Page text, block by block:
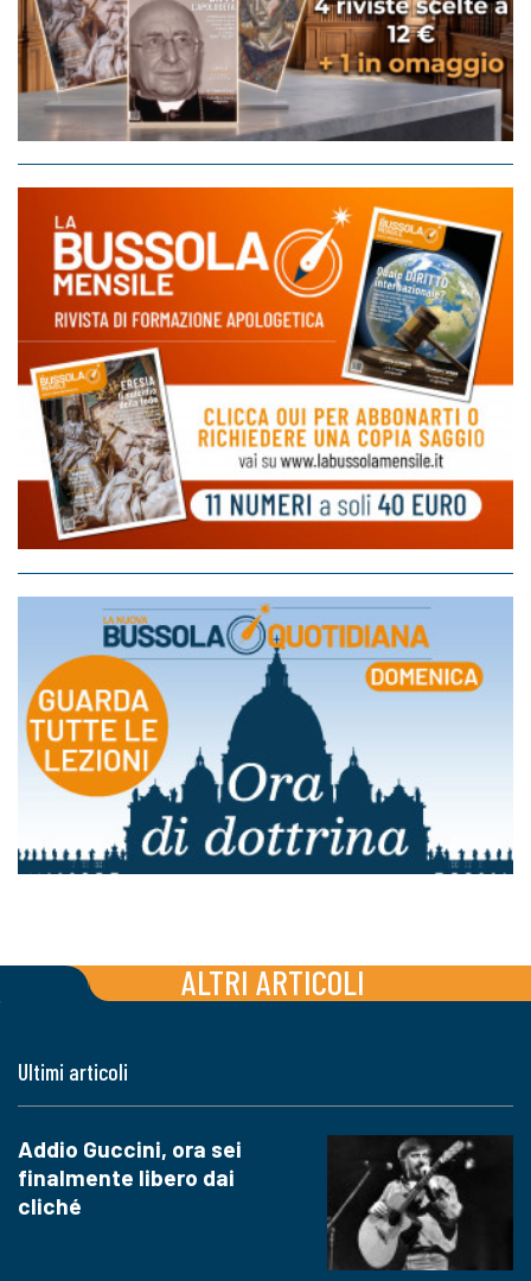
ALTRI ARTICOLI
Ultimi articoli
Addio Guccini, ora sei
finalmente libero dai
cliché